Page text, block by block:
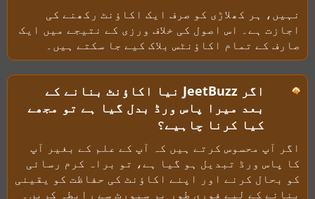
نہیں، ہر کھلاڑی کو صرف ایک اکاؤنٹ رکھنے کی
اجازت ہے۔ اس اصول کی خلاف ورزی کے نتیجے میں ایک
صارف کے تمام اکاؤنٹس بلاک کیے جا سکتے ہیں۔
اگر JeetBuzz نیا اکاؤنٹ بنانے کے
بعد میرا پاس ورڈ بدل گیا ہے تو مجھے
کیا کرنا چاہیے؟
اگر آپ محسوس کرتے ہیں کہ آپ کے علم کے بغیر آپ
کا پاس ورڈ تبدیل ہو گیا ہے، تو براہ کرم رسائی
کو بحال کرنے اور اپنے اکاؤنٹ کی حفاظت کو یقینی
بنانے کے لیے فوری طور پر سپورٹ سے رابطہ کریں۔